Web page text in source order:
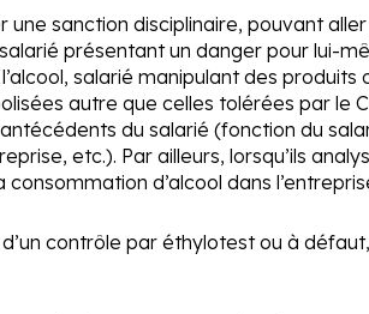
sanction disciplinaire, pouvant
présentant un danger pour lui-
salarié manipulant des
autre que celles tolérées par le
du salarié (fonction du
etc.). Par ailleurs, lorsqu’ils
d’alcool dans
contrôle par éthylotest ou à